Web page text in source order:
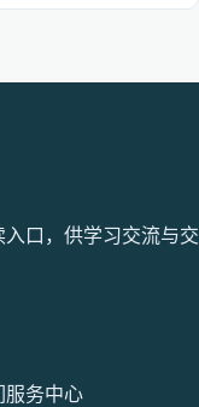
口，供学习交流与交
服务中心